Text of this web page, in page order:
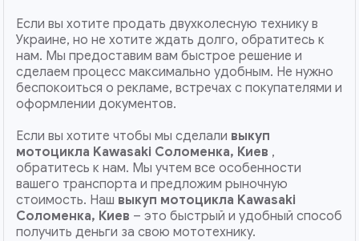
Если вы хотите продать двухколесную технику в
Украине, но не хотите ждать долго, обратитесь к
нам. Мы предоставим вам быстрое решение и
сделаем процесс максимально удобным. Не нужно
беспокоиться о рекламе, встречах с покупателями и
оформлении документов.
Если вы хотите чтобы мы сделали выкуп
мотоцикла Kawasaki Соломенка, Киев ,
обратитесь к нам. Мы учтем все особенности
вашего транспорта и предложим рыночную
стоимость. Наш выкуп мотоцикла Kawasaki
Соломенка, Киев – это быстрый и удобный способ
получить деньги за свою мототехнику.